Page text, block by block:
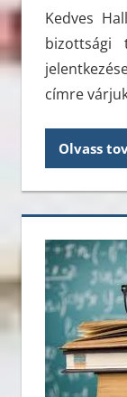
Kedves
bizottsági
címre
Olvass